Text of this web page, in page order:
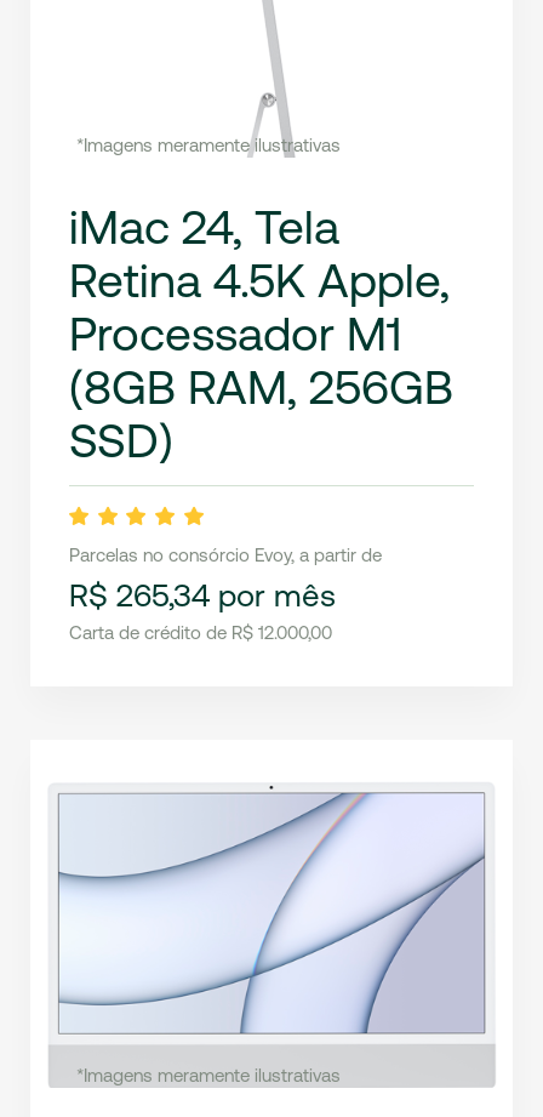
*Imagens meramente ilustrativas
iMac 24, Tela
Retina 4.5K Apple,
Processador M1
(8GB RAM, 256GB
SSD)
Parcelas no consórcio Evoy, a partir de
R$ 265,34 por mês
Carta de crédito de R$ 12.000,00
*Imagens meramente ilustrativas